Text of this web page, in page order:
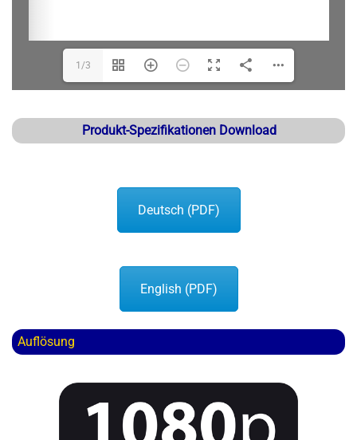
1/3
Produkt-Spezifikationen Download
Deutsch (PDF)
English (PDF)
Auflösung